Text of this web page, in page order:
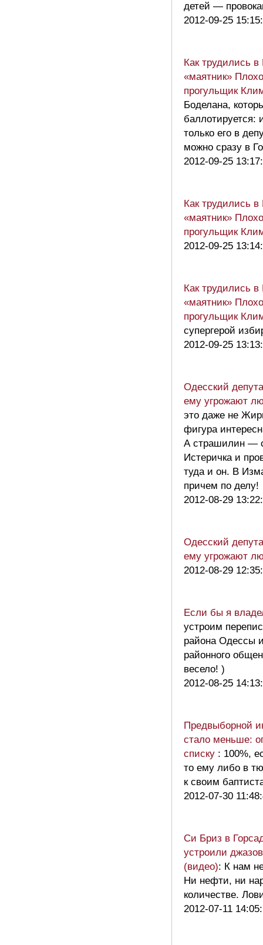
детей —
2012-09-25
Как трудились
«маятник»
прогульщик
Боделана,
баллотируется:
только его в
можно сразу в
2012-09-25
Как трудились
«маятник»
прогульщик
2012-09-25
Как трудились
«маятник»
прогульщик
супергерой
2012-09-25
Одесский
ему угрожают
это даже не
фигура
А страшилин —
Истеричка и
туда и он. В
причем по
2012-08-29
Одесский
ему угрожают
2012-08-29
Если бы я
устроим
района Одессы
районного
весело! )
2012-08-25
Предвыборной
стало меньше:
списку : 100%,
то ему либо в
к своим
2012-07-30
Си Бриз в
устроили
(видео): К нам
Ни нефти, ни
количестве.
2012-07-11